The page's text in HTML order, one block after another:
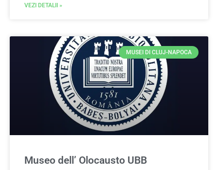
VEZI DETALII »
MUSEI DI CLUJ-NAPOCA
Museo dell’ Olocausto UBB